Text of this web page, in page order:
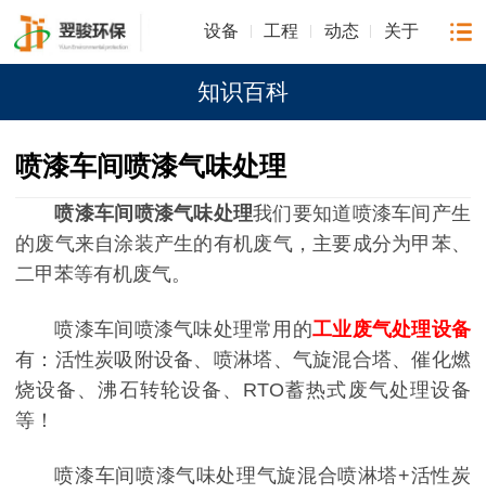
设备 工程 动态 关于
知识百科
喷漆车间喷漆气味处理
喷漆车间喷漆气味处理我们要知道喷漆车间产生
的废气来自涂装产生的有机废气，主要成分为甲苯、
二甲苯等有机废气。
喷漆车间喷漆气味处理常用的工业废气处理设备
有：活性炭吸附设备、喷淋塔、气旋混合塔、催化燃
烧设备、沸石转轮设备、RTO蓄热式废气处理设备
等！
喷漆车间喷漆气味处理气旋混合喷淋塔+活性炭